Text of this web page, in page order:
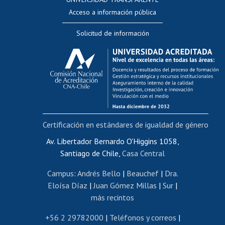
Evaluación docente
Calificación académica
Postulación al AUCAI
Funcionarias/os
Cursos internos de capacitación
Bienestar del personal
Portal de movilidad interna
Certificado de renta
Certificado de renta honorarios
Editar páginas blancas
Extranjeras/os
Revalidación y reconocimiento de títulos
Acceso a información pública
Solicitud de información
Av. Libertador Bernardo O'Higgins 1058,
Santiago de Chile, Casa Central
Campus: Andrés Bello | Beauchef| Dra.
Eloísa Díaz | Juan Gómez Millas | Sur |
más recintos
+56 2 29782000 | Teléfonos y correos |
Certificación en estándares de igualdad de género